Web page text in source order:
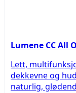
Lumene CC All
Lett,
dekkevne og
naturlig,